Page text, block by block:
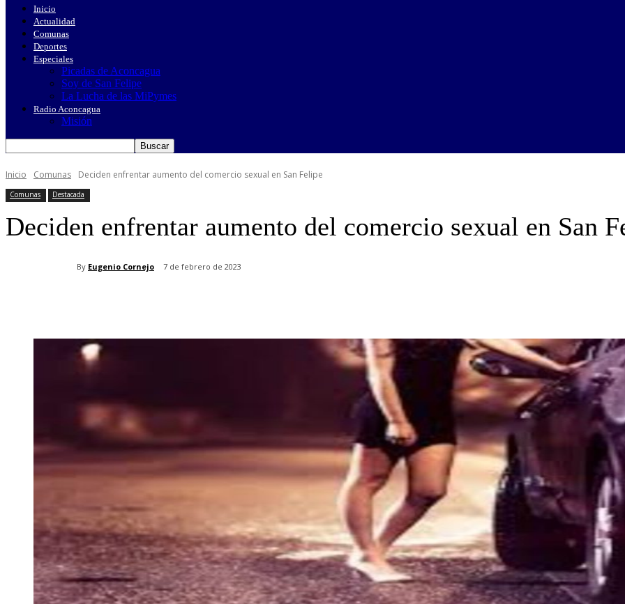
Inicio
Actualidad
Comunas
Deportes
Especiales
Picadas de Aconcagua
Soy de San Felipe
La Lucha de las MiPymes
Radio Aconcagua
Misión
Inicio Comunas Deciden enfrentar aumento del comercio sexual en San Felipe
Comunas Destacada
Deciden enfrentar aumento del comercio sexual en San
By Eugenio Cornejo 7 de febrero de 2023